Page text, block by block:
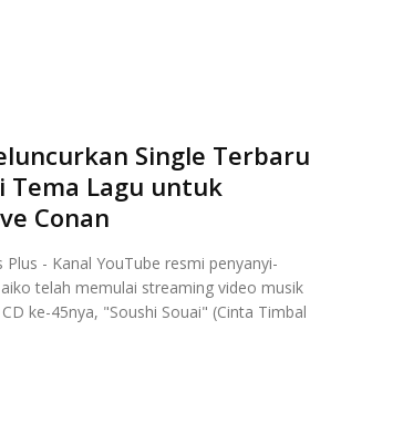
Single Terbaru
Tema Lagu untuk
Conan
Plus - Kanal YouTube resmi penyanyi-
telah memulai streaming video musik
ke-45nya, "Soushi Souai" (Cinta Timbal